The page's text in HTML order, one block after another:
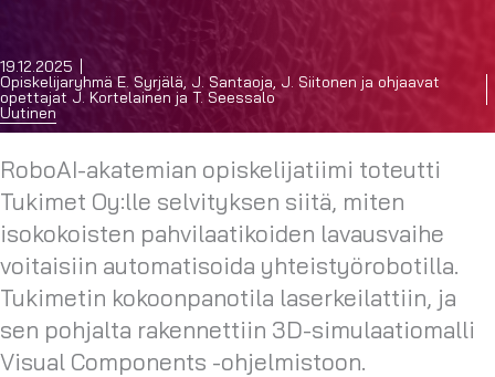
19.12.2025
Opiskelijaryhmä E. Syrjälä, J. Santaoja, J. Siitonen ja ohjaavat
opettajat J. Kortelainen ja T. Seessalo
Uutinen
RoboAI-akatemian opiskelijatiimi toteutti
Tukimet Oy:lle selvityksen siitä, miten
isokokoisten pahvilaatikoiden lavausvaihe
voitaisiin automatisoida yhteistyörobotilla.
Tukimetin kokoonpanotila laserkeilattiin, ja
sen pohjalta rakennettiin 3D-simulaatiomalli
Visual Components -ohjelmistoon.